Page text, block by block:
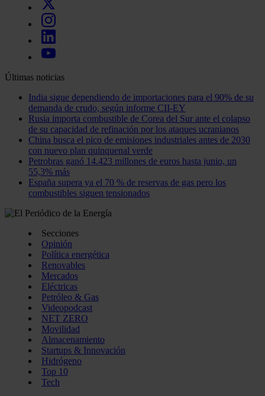
Últimas noticias
India sigue dependiendo de importaciones para el 90% de su
demanda de crudo, según informe CII-EY
Rusia importa combustible de Corea del Sur ante el colapso
de su capacidad de refinación por los ataques ucranianos
China busca el pico de emisiones industriales antes de 2030
con nuevo plan quinquenal verde
Petrobras ganó 14.423 millones de euros hasta junio, un
55,3% más
España supera ya el 70 % de reservas de gas pero los
combustibles siguen tensionados
Secciones
Opinión
Política energética
Renovables
Mercados
Eléctricas
Petróleo & Gas
Videopodcast
NET ZERO
Movilidad
Almacenamiento
Startups & Innovación
Hidrógeno
Top 10
Tech